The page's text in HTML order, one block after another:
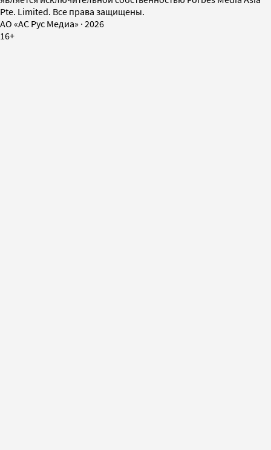
Pte. Limited. Все права защищены.
AO «АС Рус Медиа» · 2026
16+